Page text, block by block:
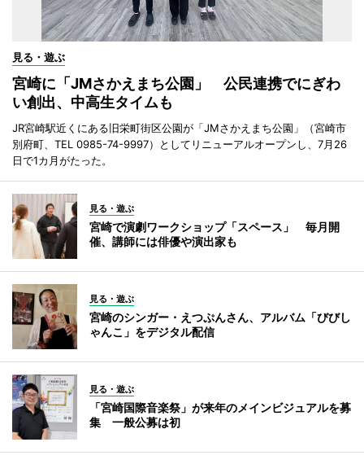
見る・遊ぶ
宮崎に「JMさかえまち公園」 公民連携でにぎわ
い創出、中高生タイムも
JR宮崎駅近くにある旧栄町街区公園が「JMさかえまち公園」（宮崎市
別府町、TEL 0985-74-9997）としてリニューアルオープンし、7月26
日で1カ月がたった。
見る・遊ぶ
宮崎で演劇ワークショップ「スペース」 毎月開
催、講師には俳優や演出家も
見る・遊ぶ
宮崎のシンガー・えつぷんさん、アルバム「びびし
ゃんこ」をデジタル配信
見る・遊ぶ
「宮崎国際音楽祭」が来年のメインビジュアルを募
集 一般公募は初